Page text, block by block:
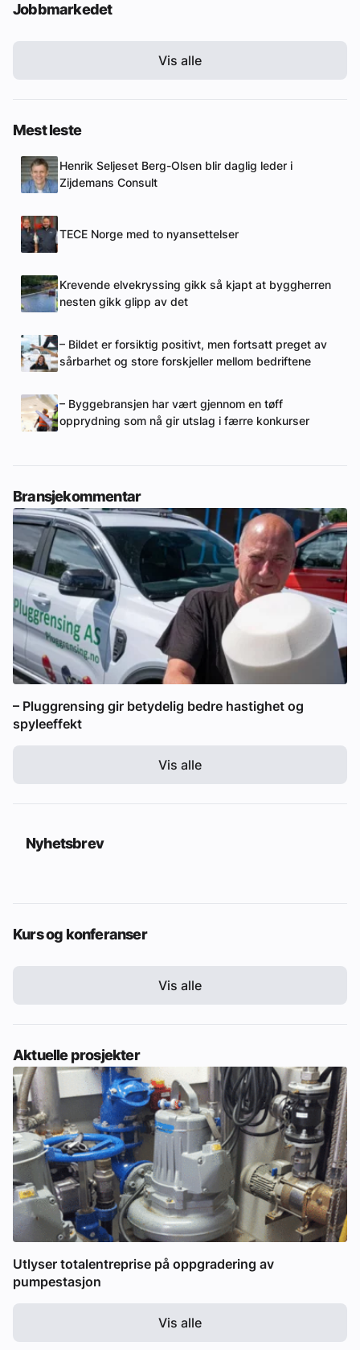
Jobbmarkedet
Vis alle
Mest leste
Henrik Seljeset Berg-Olsen blir daglig leder i
Zijdemans Consult
TECE Norge med to nyansettelser
Krevende elvekryssing gikk så kjapt at byggherren
nesten gikk glipp av det
– Bildet er forsiktig positivt, men fortsatt preget av
sårbarhet og store forskjeller mellom bedriftene
– Byggebransjen har vært gjennom en tøff
opprydning som nå gir utslag i færre konkurser
Bransjekommentar
– Pluggrensing gir betydelig bedre hastighet og
spyleeffekt
Vis alle
Nyhetsbrev
Kurs og konferanser
Vis alle
Aktuelle prosjekter
Utlyser totalentreprise på oppgradering av
pumpestasjon
Vis alle